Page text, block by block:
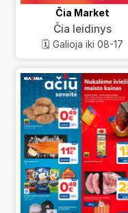
Čia Market
Čia leidinys
🗓️ Galioja iki 08-17